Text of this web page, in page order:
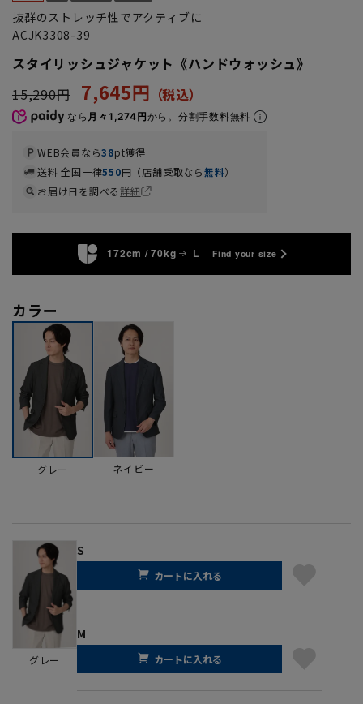
抜群のストレッチ性でアクティブに
ACJK3308-39
スタイリッシュジャケット《ハンドウォッシュ》
15,290円
7,645円
なら 月々1,274円から。分割手数料無料
WEB会員なら38pt獲得
送料 全国一律550円（店舗受取なら無料）
お届け日を調べる詳細
172cm / 70kg L Find your size
カラー
グレー ネイビー
グレー
S
カートに入れる
M
カートに入れる